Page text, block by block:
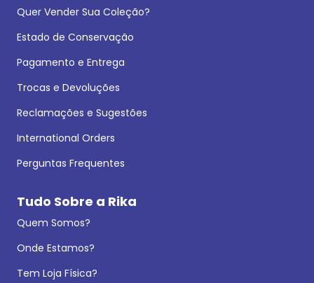
Quer Vender Sua Coleção?
Estado de Conservação
Pagamento e Entrega
Trocas e Devoluções
Reclamações e Sugestões
International Orders
Perguntas Frequentes
Tudo Sobre a Rika
Quem Somos?
Onde Estamos?
Tem Loja Física?